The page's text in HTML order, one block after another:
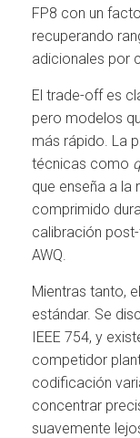
FP8 con un
recuperando
adicionales por
El trade-off es
pero modelos
más rápido. La
técnicas como
que enseña a la
comprimido
calibración
AWQ.
Mientras tanto,
estándar. Se
IEEE 754, y
competidor
codificación
concentrar
suavemente